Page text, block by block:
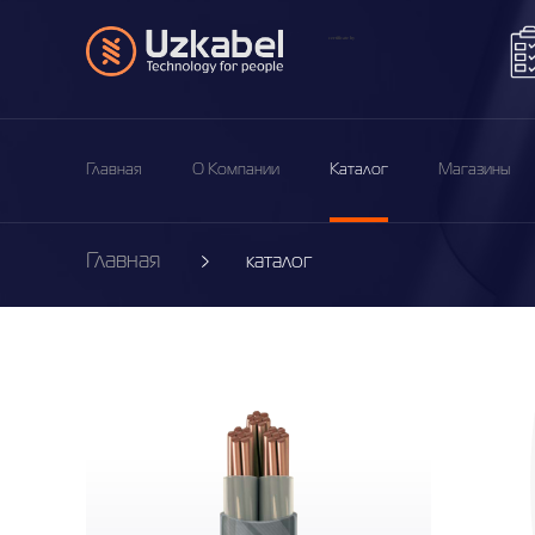
Главная
Главная О Компании Каталог Магазины
Главная каталог